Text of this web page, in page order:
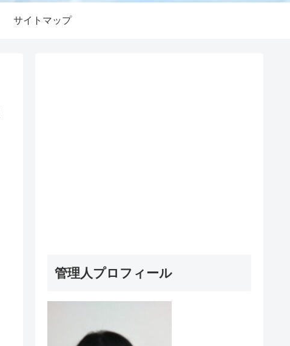
サイトマップ
管理人プロフィール